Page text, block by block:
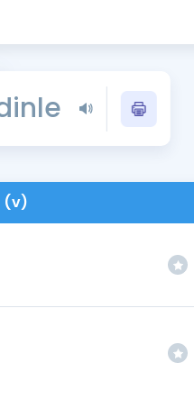
YDS - YÖKDİL
İngilizce Gramer
(v)